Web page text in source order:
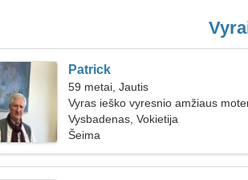
Patrick
59 metai, Jautis
Vyras ieško vyresnio amžiaus
Vysbadenas, Vokietija
Šeima